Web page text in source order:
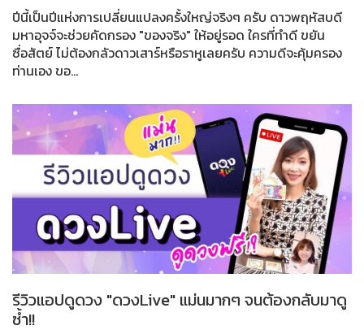
ปีนี้เป็นปีแห่งการเปลี่ยนแปลงครั้งใหญ่จริงๆ ครับ ดาวพฤหัสบดี
มหาอุจจ์จะช่วยคัดกรอง "ของจริง" ให้อยู่รอด ใครที่ทำดี ขยัน
ซื่อสัตย์ ไม่ต้องกลัวดาวเสาร์หรือราหูเลยครับ ความดีจะคุ้มครอง
ท่านเอง ขอ...
รีวิวแอปดูดวง "ดวงLive" แม่นมากๆ จนต้องกลับมาดู
ซ้ำ!!